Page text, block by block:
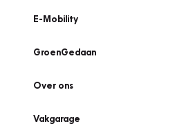
E-Mobility
GroenGedaan
Over ons
Vakgarage